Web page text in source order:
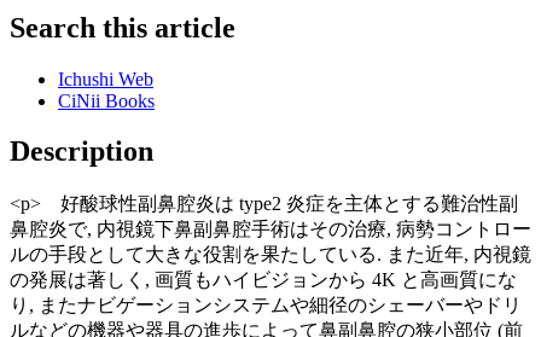
Search this article
Ichushi Web
CiNii Books
Description
<p> 好酸球性副鼻腔炎は type2 炎症を主体とする難治性副
鼻腔炎で, 内視鏡下鼻副鼻腔手術はその治療, 病勢コントロー
ルの手段として大きな役割を果たしている. また近年, 内視鏡
の発展は著しく, 画質もハイビジョンから 4K と高画質にな
り, またナビゲーションシステムや細径のシェーバーやドリ
ルなどの機器や器具の進歩によって鼻副鼻腔の狭小部位 (前